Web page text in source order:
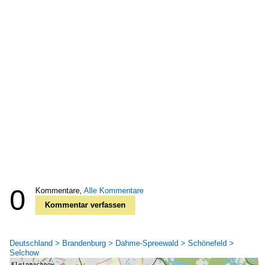
0 Kommentare, Alle Kommentare
Kommentar verfassen
Deutschland > Brandenburg > Dahme-Spreewald > Schönefeld >
Selchow